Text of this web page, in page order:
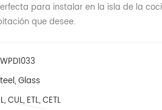
para instalar en la isla de la
que desee.
Glass
CUL, ETL, CETL